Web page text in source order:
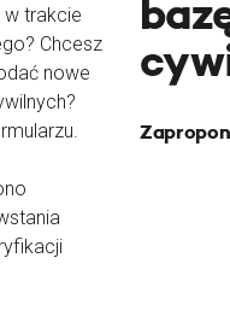
w trakcie
Chcesz
nowe